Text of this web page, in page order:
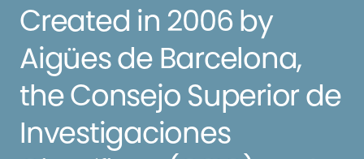
Created in 2006 by
Aigües de Barcelona,
the Consejo Superior de
Investigaciones